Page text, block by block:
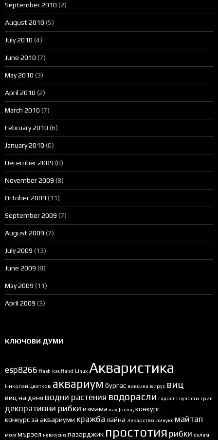
September 2010 (2)
August 2010 (5)
July 2010 (4)
June 2010 (7)
May 2010 (3)
April 2010 (2)
March 2010 (7)
February 2010 (6)
January 2010 (6)
December 2009 (8)
November 2009 (8)
October 2009 (11)
September 2009 (7)
August 2009 (7)
July 2009 (13)
June 2009 (8)
May 2009 (11)
April 2009 (3)
КЛЮЧОВИ ДУМИ
esp8266 flash kaufland Linux Акваристика
Николай Цветков аквариум бургас ваксина вирус виц
виц на деня водни растения водорасли гадост глупости грип
декоративни рибки измама кауфланд конкурс
конкурс за аквариуми кражба лайна лекарство линукс майтап
мом мързел невкусно пазарджик простотия рибки салам